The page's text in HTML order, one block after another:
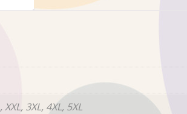
XXL, 3XL, 4XL, 5XL